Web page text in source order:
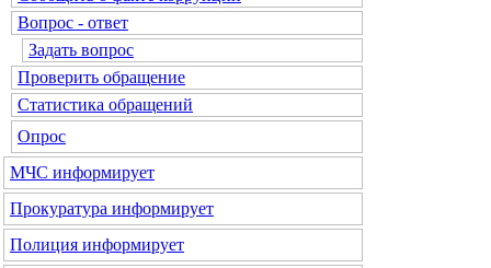
Вопрос - ответ
Задать вопрос
Проверить обращение
Статистика обращений
Опрос
МЧС информирует
Прокуратура информирует
Полиция информирует